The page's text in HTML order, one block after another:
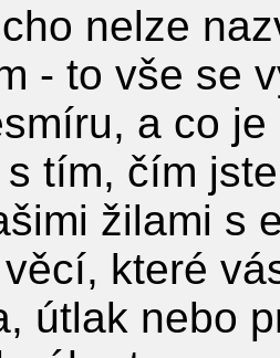
nelze
- to vše se
a co
tím, čím
žilami s
které
útlak nebo